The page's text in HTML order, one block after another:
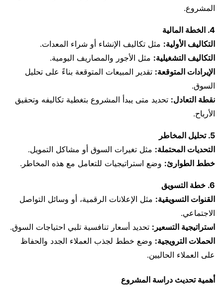
المشروع.
4. الخطة المالية
التكاليف الأولية: مثل تكاليف الإنشاء أو شراء المعدات.
التكاليف التشغيلية: مثل الأجور والمصاريف اليومية.
الإيرادات المتوقعة: تقدير المبيعات المتوقعة بناءً على تحليل
السوق.
نقطة التعادل: تحديد متى يبدأ المشروع بتغطية تكاليفه وتحقيق
الأرباح.
5. تحليل المخاطر
التحديات المحتملة: مثل تغيرات السوق أو مشاكل التمويل.
خطط الطوارئ: وضع استراتيجيات للتعامل مع هذه المخاطر.
6. خطة التسويق
القنوات التسويقية: مثل الإعلانات الرقمية، أو وسائل التواصل
الاجتماعي.
استراتيجية التسعير: تحديد أسعار تنافسية تلبي احتياجات السوق.
الحملات الترويجية: وضع خطط لجذب العملاء الجدد والحفاظ
على العملاء الحاليين.
أهمية تحديث دراسة المشروع